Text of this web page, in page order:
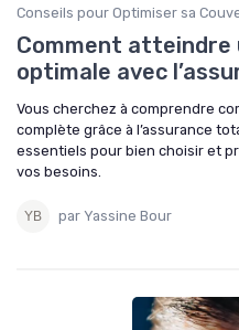
Conseils pour Optimiser sa
Comment atteindre
optimale avec
Vous cherchez à comprendre
complète grâce à l’assurance
essentiels pour bien choisir et
vos besoins.
par Yassine Bour